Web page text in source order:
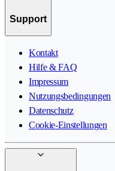
Support
Kontakt
Hilfe & FAQ
Impressum
Nutzungsbedingungen
Datenschutz
Cookie-Einstellungen